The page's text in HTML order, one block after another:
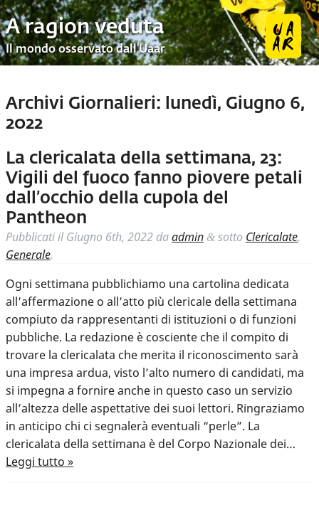
A ragion veduta
Il mondo osservato dall’Uaar
Archivi Giornalieri: lunedì, Giugno 6,
2022
La clericalata della settimana, 23:
Vigili del fuoco fanno piovere petali
dall’occhio della cupola del
Pantheon
Pubblicati ilGiugno 6th, 2022 daadmin & sotto Clericalate,
Generale.
Ogni settimana pubblichiamo una cartolina dedicata
all’affermazione o all’atto più clericale della settimana
compiuto da rappresentanti di istituzioni o di funzioni
pubbliche. La redazione è cosciente che il compito di
trovare la clericalata che merita il riconoscimento sarà
una impresa ardua, visto l’alto numero di candidati, ma
si impegna a fornire anche in questo caso un servizio
all’altezza delle aspettative dei suoi lettori. Ringraziamo
in anticipo chi ci segnalerà eventuali “perle”. La
clericalata della settimana è del Corpo Nazionale dei…
Leggi tutto »